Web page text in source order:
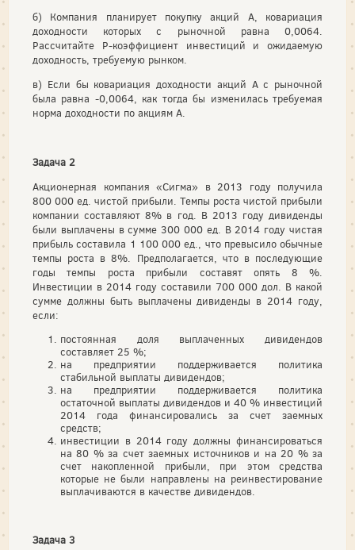
б) Компания планирует покупку акций А, ковариация
доходности которых с рыночной равна 0,0064.
Рассчитайте Р-коэффициент инвестиций и ожидаемую
доходность, требуемую рынком.
в) Если бы ковариация доходности акций А с рыночной
была равна -0,0064, как тогда бы изменилась требуемая
норма доходности по акциям А.
Задача 2
Акционерная компания «Сигма» в 2013 году получила
800 000 ед. чистой прибыли. Темпы роста чистой прибыли
компании составляют 8% в год. В 2013 году дивиденды
были выплачены в сумме 300 000 ед. В 2014 году чистая
прибыль составила 1 100 000 ед., что превысило обычные
темпы роста в 8%. Предполагается, что в последующие
годы темпы роста прибыли составят опять 8 %.
Инвестиции в 2014 году составили 700 000 дол. В какой
сумме должны быть выплачены дивиденды в 2014 году,
если:
постоянная доля выплаченных дивидендов
составляет 25 %;
на предприятии поддерживается политика
стабильной выплаты дивидендов;
на предприятии поддерживается политика
остаточной выплаты дивидендов и 40 % инвестиций
2014 года финансировались за счет заемных
средств;
инвестиции в 2014 году должны финансироваться
на 80 % за счет заемных источников и на 20 % за
счет накопленной прибыли, при этом средства
которые не были направлены на реинвестирование
выплачиваются в качестве дивидендов.
Задача 3